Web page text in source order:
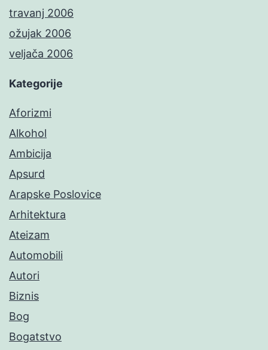
travanj 2006
ožujak 2006
veljača 2006
Kategorije
Aforizmi
Alkohol
Ambicija
Apsurd
Arapske Poslovice
Arhitektura
Ateizam
Automobili
Autori
Biznis
Bog
Bogatstvo